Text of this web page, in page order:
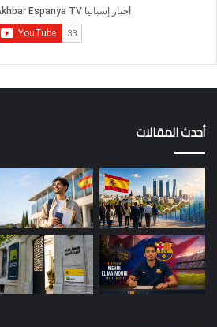
أحدث المقالات